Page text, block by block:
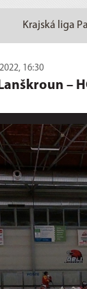
Krajská liga
16:30
–